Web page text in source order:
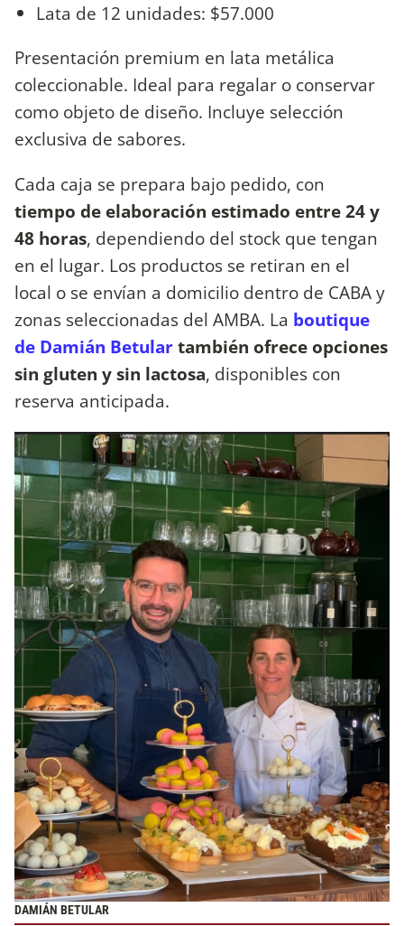
Lata de 12 unidades: $57.000
Presentación premium en lata metálica
coleccionable. Ideal para regalar o conservar
como objeto de diseño. Incluye selección
exclusiva de sabores.
Cada caja se prepara bajo pedido, con
tiempo de elaboración estimado entre 24 y
48 horas, dependiendo del stock que tengan
en el lugar. Los productos se retiran en el
local o se envían a domicilio dentro de CABA y
zonas seleccionadas del AMBA. La boutique
de Damián Betulartambién ofrece opciones
sin gluten y sin lactosa, disponibles con
reserva anticipada.
DAMIÁN BETULAR